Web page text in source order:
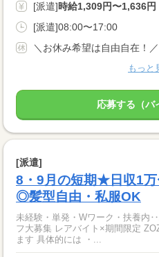
[派遣]時給1,309円〜1,636円
[派遣]08:00〜17:00
もっと
応募する（バ
[派遣]
8・9月の短期★日収1
◎髪型自由・私服OK
未経験・単発・Wワーク・扶養内
フ大募集 レアバイト×期間限定
ます 具体的には ・...